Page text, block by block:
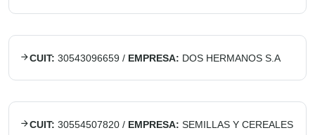
CUIT: 30543096659 / EMPRESA: DOS HERMANOS S.A
CUIT: 30554507820 / EMPRESA: SEMILLAS Y CEREALES